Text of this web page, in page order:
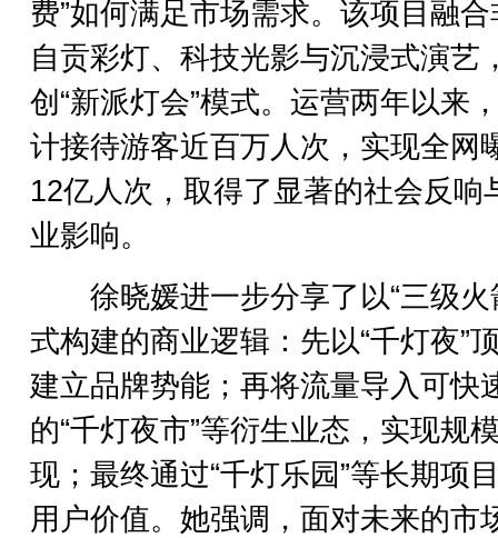
费”如何满足市场需求。该项目融
自贡彩灯、科技光影与沉浸式演艺
创“新派灯会”模式。运营两年以来
计接待游客近百万人次，实现全网
12亿人次，取得了显著的社会反响
业影响。
徐晓媛进一步分享了以“三级火
式构建的商业逻辑：先以“千灯夜”
建立品牌势能；再将流量导入可快
的“千灯夜市”等衍生业态，实现规
现；最终通过“千灯乐园”等长期项
用户价值。她强调，面对未来的市